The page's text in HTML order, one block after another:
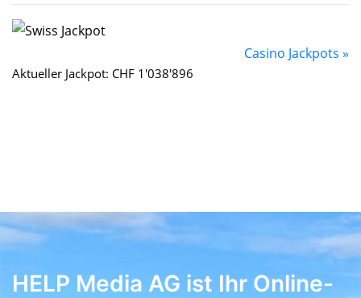
Casino Jackpots »
Aktueller Jackpot: CHF 1'038'896
HELP Media AG ist Ihr Online-